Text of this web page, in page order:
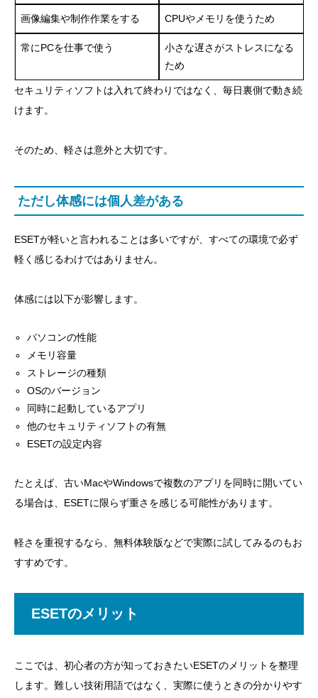
画像編集や制作作業をする CPUやメモリを使うため
常にPCを仕事で使う
小さな遅さがストレスになる
ため
セキュリティソフトは入れて終わりではなく、毎日裏側で動き続
けます。
そのため、軽さは意外と大切です。
ただし体感には個人差がある
ESETが軽いと言われることは多いですが、すべての環境で必ず
軽く感じるわけではありません。
体感には以下が影響します。
パソコンの性能
メモリ容量
ストレージの種類
OSのバージョン
同時に起動しているアプリ
他のセキュリティソフトの有無
ESETの設定内容
たとえば、古いMacやWindowsで複数のアプリを同時に開いてい
る場合は、ESETに限らず重さを感じる可能性があります。
軽さを重視するなら、無料体験版などで実際に試してみるのもお
すすめです。
ESETのメリット
ここでは、初心者の方が知っておきたいESETのメリットを整理
します。難しい技術用語ではなく、実際に使うときの分かりやす
ESETとは？
ESETの基本概要
ESETはどんな人に選ばれやすい？
ESETは本当に軽いのか？
軽さを感じやすい場面
ESETのメリット
メリット1. 動作が軽いと言われやすい
メリット2. シンプルに使いやすい
メリット5. 台数に応じて選べる
ESETの注意点
注意点1. Macでは初期設定で迷うことがある
注意点2. プランによって機能が違う
注意点3. 価格改定がある
注意点4. 公式サイト・正規販売元から入手する
注意点5. 他のセキュリティソフトとの併用に注意
パソコンを重くしたくない人
Macでも使いたい人
仕事用端末を守りたい人
ESETが向いていない可能性がある人
とにかく多機能な総合ソフトを使いたい人